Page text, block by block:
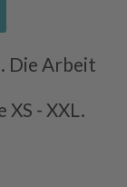
. Die Arbeit
- XXL.